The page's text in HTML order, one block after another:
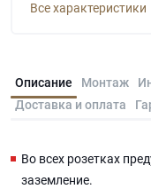
Все характеристики
Описание Монтаж
Доставка и оплата
Во всех розетках
заземление.